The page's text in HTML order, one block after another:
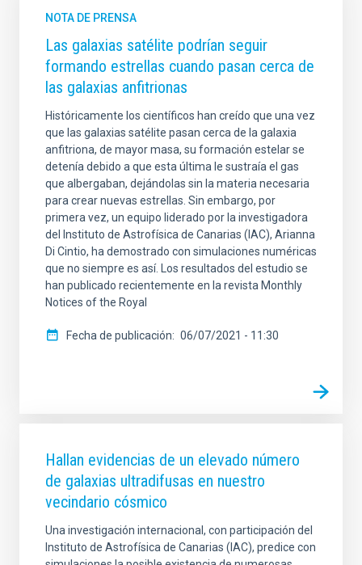
NOTA DE PRENSA
Las galaxias satélite podrían seguir
formando estrellas cuando pasan cerca de
las galaxias anfitrionas
Históricamente los científicos han creído que una vez
que las galaxias satélite pasan cerca de la galaxia
anfitriona, de mayor masa, su formación estelar se
detenía debido a que esta última le sustraía el gas
que albergaban, dejándolas sin la materia necesaria
para crear nuevas estrellas. Sin embargo, por
primera vez, un equipo liderado por la investigadora
del Instituto de Astrofísica de Canarias (IAC), Arianna
Di Cintio, ha demostrado con simulaciones numéricas
que no siempre es así. Los resultados del estudio se
han publicado recientemente en la revista Monthly
Notices of the Royal
Fecha de publicación 06/07/2021 - 11:30
Hallan evidencias de un elevado número
de galaxias ultradifusas en nuestro
vecindario cósmico
Una investigación internacional, con participación del
Instituto de Astrofísica de Canarias (IAC), predice con